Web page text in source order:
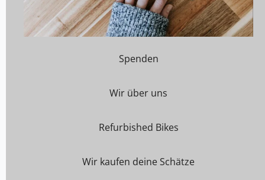
Spenden
Wir über uns
Refurbished Bikes
Wir kaufen deine Schätze